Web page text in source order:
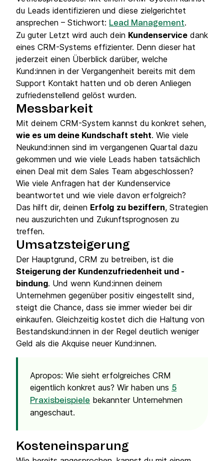
du Leads identifizieren und diese zielgerichtet
ansprechen – Stichwort: Lead Management.
Zu guter Letzt wird auch dein Kundenservice dank
eines CRM-Systems effizienter. Denn dieser hat
jederzeit einen Überblick darüber, welche
Kund:innen in der Vergangenheit bereits mit dem
Support Kontakt hatten und ob deren Anliegen
zufriedenstellend gelöst wurden.
Messbarkeit
Mit deinem CRM-System kannst du konkret sehen,
wie es um deine Kundschaft steht. Wie viele
Neukund:innen sind im vergangenen Quartal dazu
gekommen und wie viele Leads haben tatsächlich
einen Deal mit dem Sales Team abgeschlossen?
Wie viele Anfragen hat der Kundenservice
beantwortet und wie viele davon erfolgreich?
Das hilft dir, deinen Erfolg zu beziffern, Strategien
neu auszurichten und Zukunftsprognosen zu
treffen.
Umsatzsteigerung
Der Hauptgrund, CRM zu betreiben, ist die
Steigerung der Kundenzufriedenheit und -
bindung. Und wenn Kund:innen deinem
Unternehmen gegenüber positiv eingestellt sind,
steigt die Chance, dass sie immer wieder bei dir
einkaufen. Gleichzeitig kostet dich die Haltung von
Bestandskund:innen in der Regel deutlich weniger
Geld als die Akquise neuer Kund:innen.
Apropos: Wie sieht erfolgreiches CRM
eigentlich konkret aus? Wir haben uns 5
Praxisbeispiele bekannter Unternehmen
angeschaut.
Kosteneinsparung